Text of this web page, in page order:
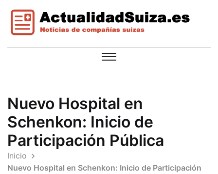
Nuevo Hospital en
Schenkon: Inicio de
Participación Pública
Inicio
Nuevo Hospital en Schenkon: Inicio de Participación